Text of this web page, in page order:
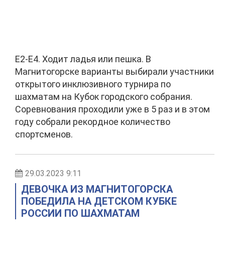
Е2-Е4. Ходит ладья или пешка. В
Магнитогорске варианты выбирали участники
открытого инклюзивного турнира по
шахматам на Кубок городского собрания.
Соревнования проходили уже в 5 раз и в этом
году собрали рекордное количество
спортсменов.
29.03.2023 9:11
ДЕВОЧКА ИЗ МАГНИТОГОРСКА
ПОБЕДИЛА НА ДЕТСКОМ КУБКЕ
РОССИИ ПО ШАХМАТАМ